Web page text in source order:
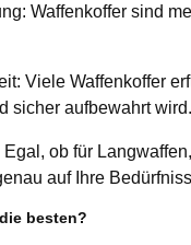
Waffenkoffer sind
Viele Waffenkoffer
sicher aufbewahrt wird.
Egal, ob für
auf Ihre
besten?